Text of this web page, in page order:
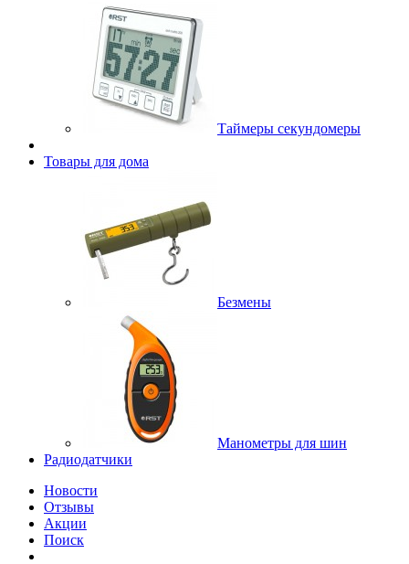
Таймеры секундомеры
Товары для дома
Безмены
Манометры для шин
Радиодатчики
Новости
Отзывы
Акции
Поиск